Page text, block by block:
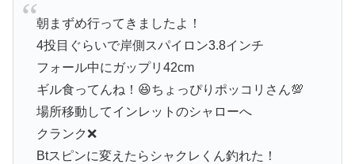
朝まずめ行ってきましたよ！
4投目ぐらいで岸側スパイロン3.8インチ
フォール中にガップリ42cm
ギル食ってんね！😆ちょっぴりポッコリさん💯
場所移動してインレットのシャローへ
クランク❌
Btスピンに変えたらシャクレくん釣れた！